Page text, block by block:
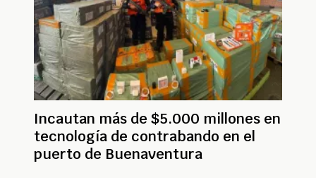
Incautan más de $5.000 millones en
tecnología de contrabando en el
puerto de Buenaventura